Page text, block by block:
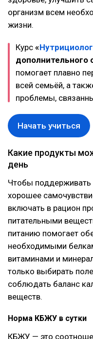
организм всем
жизни.
Курс «
дополнительного
помогает плавно
всей семьёй, а
проблемы,
Начать учиться
Какие продукты
день
Чтобы поддерживать
хорошее
включать в рацион
питательными
питанию помогает
необходимыми
витаминами и
только выбирать
соблюдать баланс
веществ.
Норма КБЖУ в сутки
КБЖУ — это